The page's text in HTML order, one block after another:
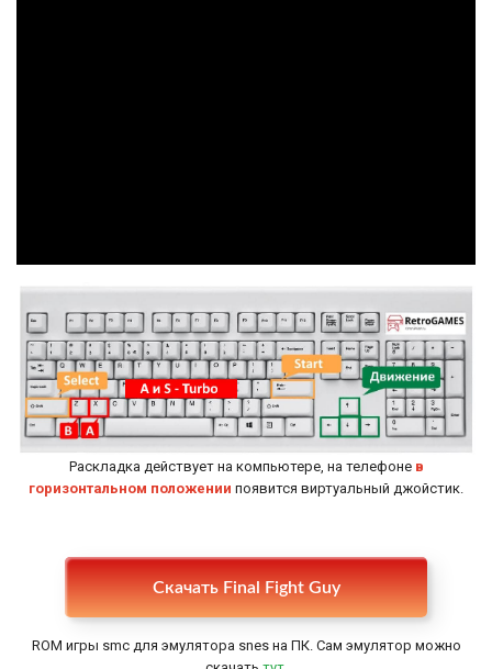
Раскладка действует на компьютере, на телефоне в
горизонтальном положении появится виртуальный джойстик.
Скачать Final Fight Guy
ROM игры smc для эмулятора snes на ПК. Сам эмулятор можно